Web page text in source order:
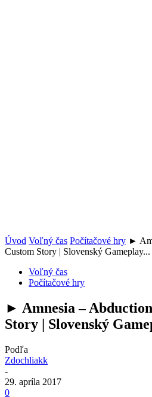
Úvod Voľný čas Počítačové hry ►
Custom Story | Slovenský Gameplay...
Voľný čas
Počítačové hry
► Amnesia –
Story | Slovenský
Podľa
Zdochliakk
-
29. apríla 2017
0